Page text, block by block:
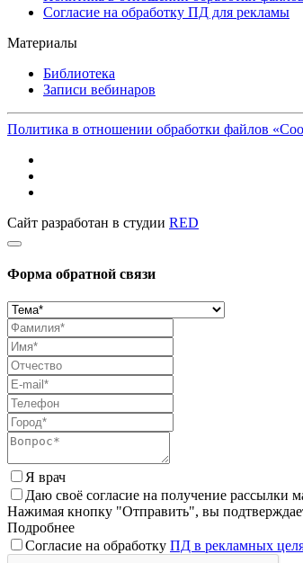
Согласие на обработку ПД для рекламы
Материалы
Библиотека
Записи вебинаров
Политика в отношении обработки файлов
Сайт разработан в студии RED
Форма обратной связи
Я врач
Даю своё согласие на получение рассылки
Нажимая кнопку "Отправить", вы
Подробнее
Согласие на обработку ПД в рекламных